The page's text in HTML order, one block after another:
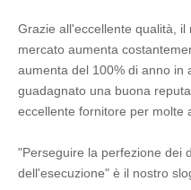
Grazie all'eccellente qualità,
mercato aumenta
aumenta del 100% di anno in
guadagnato una buona
eccellente fornitore per molte
"Perseguire la perfezione dei
dell'esecuzione" è il nostro